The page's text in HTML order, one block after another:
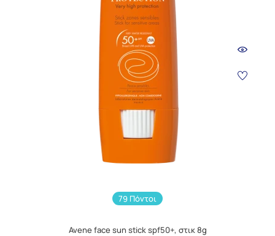
79 Πόντοι
Avene face sun stick spf50+, στικ 8g